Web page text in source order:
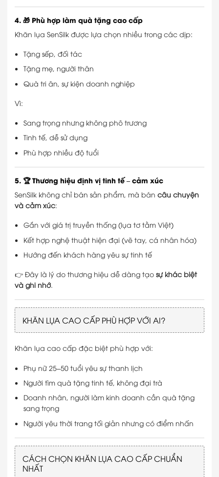
4. 🎁 Phù hợp làm quà tặng cao cấp
Khăn lụa SenSilk được lựa chọn nhiều trong các dịp:
Tặng sếp, đối tác
Tặng mẹ, người thân
Quà tri ân, sự kiện doanh nghiệp
Vì:
Sang trọng nhưng không phô trương
Tinh tế, dễ sử dụng
Phù hợp nhiều độ tuổi
5. 🏆 Thương hiệu định vị tinh tế – cảm xúc
SenSilk không chỉ bán sản phẩm, mà bán câu chuyện
và cảm xúc:
Gắn với giá trị truyền thống (lụa tơ tằm Việt)
Kết hợp nghệ thuật hiện đại (vẽ tay, cá nhân hóa)
Hướng đến khách hàng yêu sự tinh tế
👉 Đây là lý do thương hiệu dễ dàng tạo sự khác biệt
và ghi nhớ.
KHĂN LỤA CAO CẤP PHÙ HỢP VỚI AI?
Khăn lụa cao cấp đặc biệt phù hợp với:
Phụ nữ 25–50 tuổi yêu sự thanh lịch
Người tìm quà tặng tinh tế, không đại trà
Doanh nhân, người làm kinh doanh cần quà tặng
sang trọng
Người yêu thời trang tối giản nhưng có điểm nhấn
CÁCH CHỌN KHĂN LỤA CAO CẤP CHUẨN
NHẤT